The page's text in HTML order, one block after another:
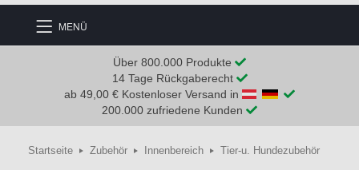
MENÜ
Über 800.000 Produkte
14 Tage Rückgaberecht
ab 49,00 € Kostenloser Versand in
200.000 zufriedene Kunden
Startseite Zubehör Innenbereich Tier-u. Hundezubehör